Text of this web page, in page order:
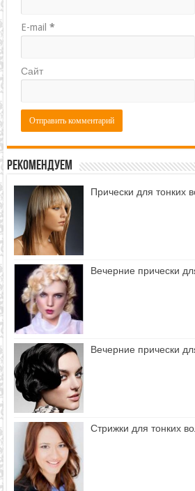
E-mail *
Сайт
Рекомендуем
Прически для тонких
Вечерние прически
Вечерние прически
Стрижки для тонких